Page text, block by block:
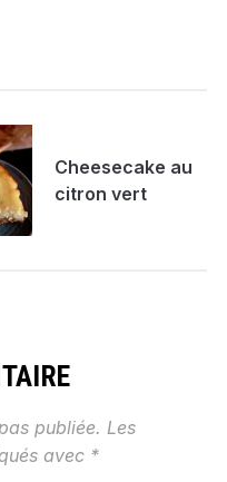
Cheesecake au
citron vert
publiée. Les
avec *